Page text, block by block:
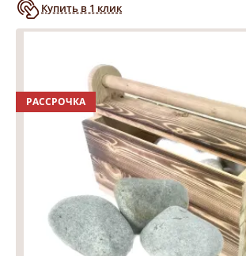
Купить в 1 клик
РАССРОЧКА